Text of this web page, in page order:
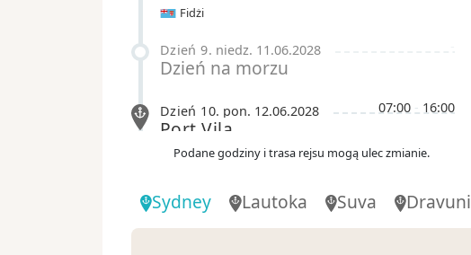
Fidżi
Dzień 9. niedz. 11.06.2028
Dzień na morzu
07:00 - 16:00
Dzień 10. pon. 12.06.2028
Port Vila
Vanuatu
Dzień na morzu
Podane godziny i trasa rejsu mogą ulec zmianie.
Sydney Lautoka Suva Dravuni